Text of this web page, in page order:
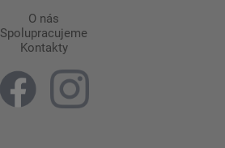
O nás
Spolupracujeme
Kontakty